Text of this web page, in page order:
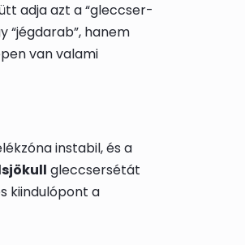
adja azt a “gleccser-
“jégdarab”, hanem
van valami
instabil, és a
gleccsersétát
kiindulópont a